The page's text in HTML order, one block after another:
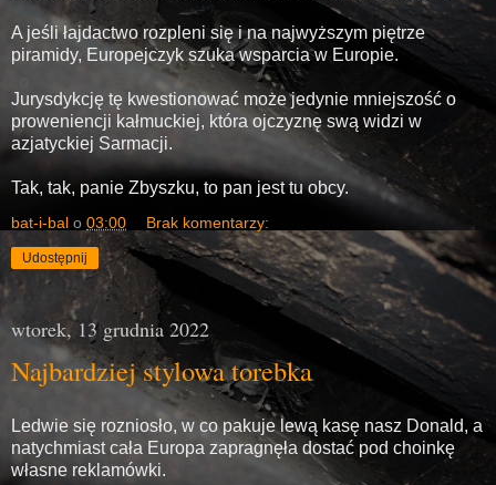
A jeśli łajdactwo rozpleni się i na najwyższym piętrze
piramidy, Europejczyk szuka wsparcia w Europie.
Jurysdykcję tę kwestionować może jedynie mniejszość o
proweniencji kałmuckiej, która ojczyznę swą widzi w
azjatyckiej Sarmacji.
Tak, tak, panie Zbyszku, to pan jest tu obcy.
bat-i-bal o 03:00 Brak komentarzy:
Udostępnij
wtorek, 13 grudnia 2022
Najbardziej stylowa torebka
Ledwie się rozniosło, w co pakuje lewą kasę nasz Donald, a
natychmiast cała Europa zapragnęła dostać pod choinkę
własne reklamówki.